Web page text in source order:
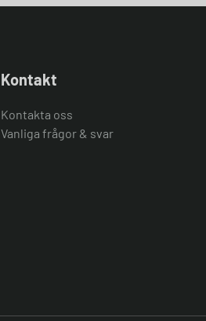
Kontakt
Kontakta oss
Vanliga frågor & svar